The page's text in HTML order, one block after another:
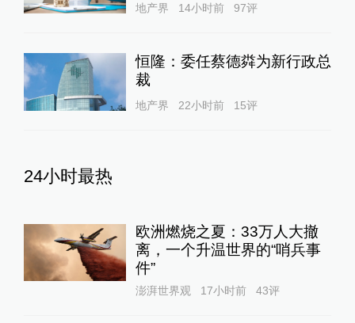
地产界 14小时前 97评
恒隆：委任蔡德粦为新行政总
裁
地产界 22小时前 15评
24小时最热
欧洲燃烧之夏：33万人大撤
离，一个升温世界的“哨兵事
件”
澎湃世界观 17小时前 43评